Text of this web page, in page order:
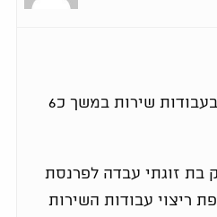
אנוכי ריצה עונש מאסר בעבודות שירות במשך כ6
בת זוגתי עבדה לפרנסת
ריצוי עבודות השירות